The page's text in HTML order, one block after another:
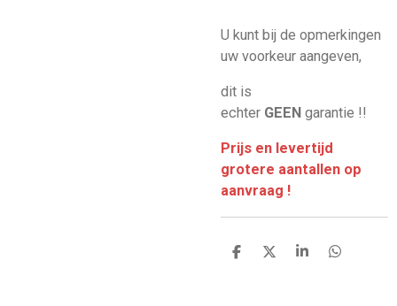
U kunt bij de opmerkingen
uw voorkeur aangeven,
dit is
echter GEEN garantie !!
Prijs en levertijd
grotere aantallen op
aanvraag !
D
D
S
D